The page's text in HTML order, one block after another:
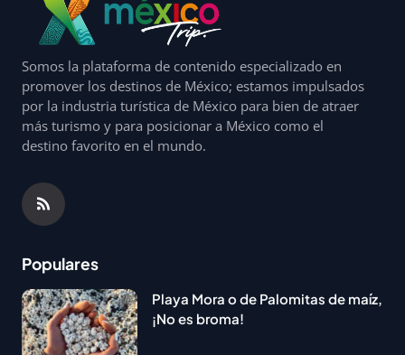
Somos la plataforma de contenido especializado en
promover los destinos de México; estamos impulsados
por la industria turística de México para bien de atraer
más turismo y para posicionar a México como el
destino favorito en el mundo.
Populares
Playa Mora o de Palomitas de maíz,
¡No es broma!